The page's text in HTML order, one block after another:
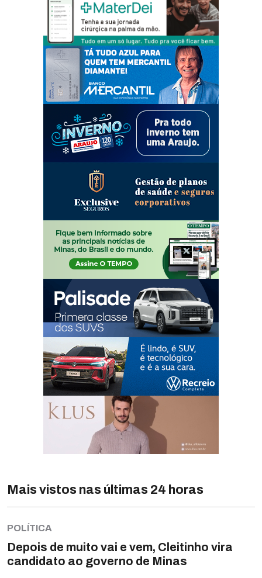
Mais vistos nas últimas 24 horas
POLÍTICA
Depois de muito vai e vem, Cleitinho vira
candidato ao governo de Minas